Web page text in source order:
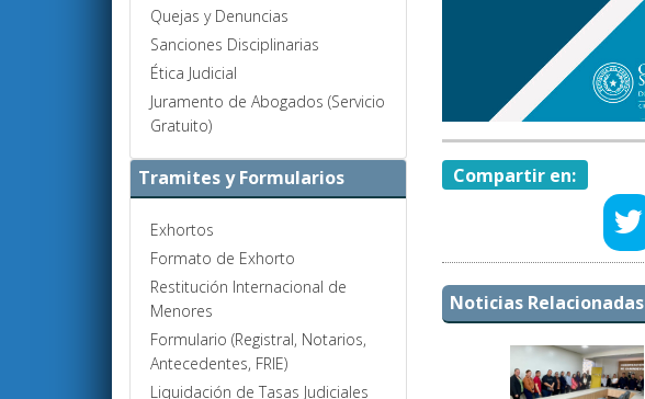
Quejas y Denuncias
Sanciones Disciplinarias
Ética Judicial
Juramento de Abogados (Servicio
Gratuito)
Tramites y Formularios
Exhortos
Formato de Exhorto
Restitución Internacional de
Menores
Formulario (Registral, Notarios,
Antecedentes, FRIE)
Liquidación de Tasas Judiciales
Compartir en:
Noticias Relacionadas